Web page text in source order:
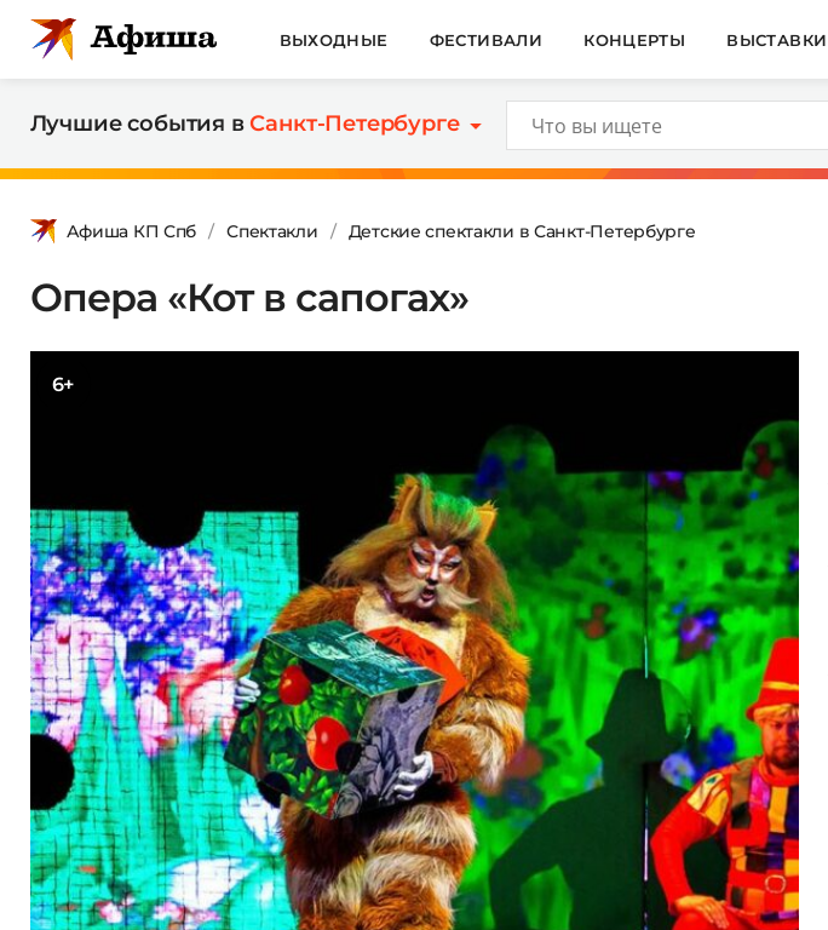
ВЫХОДНЫЕ ФЕСТИВАЛИ КОНЦЕРТЫ ВЫСТАВКИ
Лучшие события вСанкт-Петербурге
Афиша КП Спб Спектакли Детские спектакли в Санкт-Петербурге
Опера «Кот в сапогах»
6+